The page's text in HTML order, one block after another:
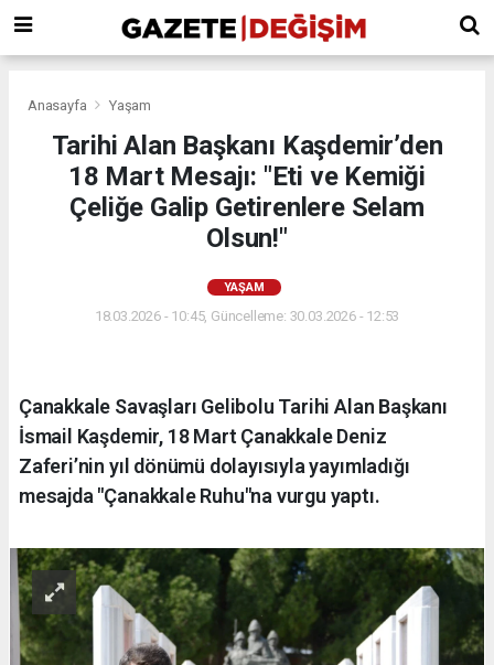
Anasayfa Yaşam
Tarihi Alan Başkanı Kaşdemir’den
18 Mart Mesajı: "Eti ve Kemiği
Çeliğe Galip Getirenlere Selam
Olsun!"
YAŞAM
18.03.2026 - 10:45, Güncelleme: 30.03.2026 - 12:53
Çanakkale Savaşları Gelibolu Tarihi Alan Başkanı
İsmail Kaşdemir, 18 Mart Çanakkale Deniz
Zaferi’nin yıl dönümü dolayısıyla yayımladığı
mesajda "Çanakkale Ruhu"na vurgu yaptı.